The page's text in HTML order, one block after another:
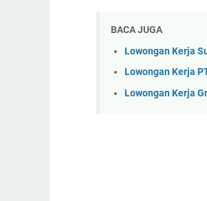
BACA JUGA
Lowongan Kerja
Lowongan Kerja
Lowongan Kerja